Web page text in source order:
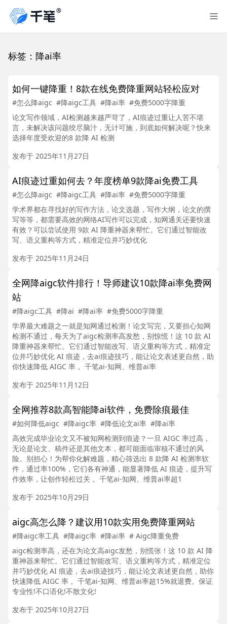
标签：降ai率
如何一键降重！8款在线免费降重网站轻松应对
#怎么降aigc #降aigc工具 #降ai率 #免费5000字降重
论文写作领域，AI检测越来越严苛了，AI痕迹过重让人苦不堪
言，未解决该问题绞尽脑汁，无计可施，到底如何解决呢？快来
选择年度受欢迎的8 款降 AI 检测
发布于 2025年11月27日
AI痕迹过重如何去？年度榜单9款降ai免费工具
#怎么降aigc #降aigc工具 #降ai率 #免费5000字降重
学术界都在寻找好的写作方法，论文选题，写作大纲，论文的撰
写等等，都需要高效的网络AI写作可以完成，知网通关还要快速
有效？可以尝试使用 9款 AI 降重神器来帮忙。它们通过智能改
写、语义重构等方式，精准定位并巧妙优化
发布于 2025年11月24日
全网降aigc软件排行！导师建议10款降ai率免费网
站
#降aigc工具 #降ai #降ai率 #免费5000字降重
学界最大难题之一就是知网通过检测！论文写完，又要担心知网
检测不通过，每天为了aigc检测率高发愁，别惊慌！这 10 款 AI
降重神器来帮忙。它们通过智能改写、语义重构等方式，精准定
位并巧妙优化 AI 痕迹，去ai痕迹技巧，能让论文表述更自然，助
你快速降低 AIGC 率 。千笔ai-知网、维普ai率
发布于 2025年11月12日
全网推荐8款高智能降ai软件，免费除痕最佳
#如何降低aigc #降aigc率 #降低论文ai率 #降ai率
高效完成毕业论文又不被知网检测到痕迹？一旦 AIGC 率过高，
无论是论文、稿件还是其他文本，都可能面临审核不通过的风
险。别担心！为帮你化解难题，精心筛选出 8 款降 AI 检测率软
件，通过率100%，它们各有神通，能显著降低 AI 痕迹，提升写
作效率，让创作轻松过关 。千笔ai-知网、维普ai率超1
发布于 2025年10月29日
aigc高怎么降？建议用10款实用免费降重网站
#降aigc率工具 #降aigc率 #降ai率 # Aigc降重免费
aigc检测率高，还在为论文高aigc发愁，别慌张！这 10 款 AI 降
重神器来帮忙。它们通过智能改写、语义重构等方式，精准定位
并巧妙优化 AI 痕迹，去ai痕迹技巧，能让论文表述更自然，助你
快速降低 AIGC 率 。千笔ai-知网、维普ai率超15%就退费。保证
专业性!不口语化!不散文化!
发布于 2025年10月27日